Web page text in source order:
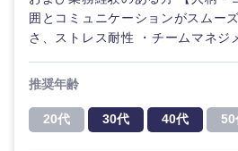
門職
工管理
事務職
人材・アウトソーシング
サービス
茨城県
囲とコミュニケーションがスムー
さ、ストレス耐性 ・チームマネジ
推奨年齢
20代 30代 40代 50